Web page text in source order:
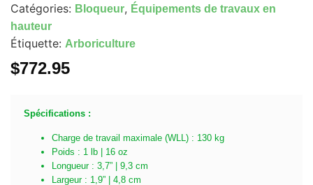
Catégories: Bloqueur, Équipements de travaux en
hauteur
Étiquette: Arboriculture
$772.95
Spécifications :
Charge de travail maximale (WLL) : 130 kg
Poids : 1 lb | 16 oz
Longueur : 3,7” | 9,3 cm
Largeur : 1,9” | 4,8 cm